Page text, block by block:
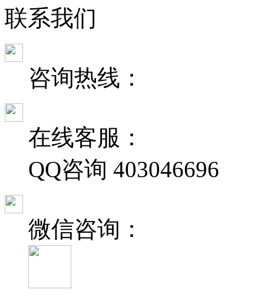
联系我们
咨询热线：
在线客服：
QQ咨询 403046696
微信咨询：